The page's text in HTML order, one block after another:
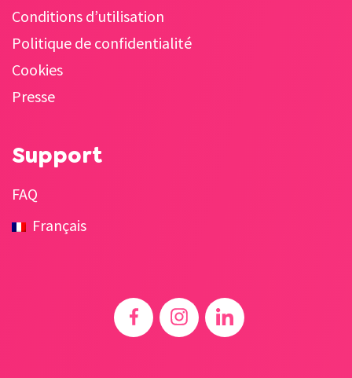
Conditions d’utilisation
Politique de confidentialité
Cookies
Presse
Support
FAQ
Français